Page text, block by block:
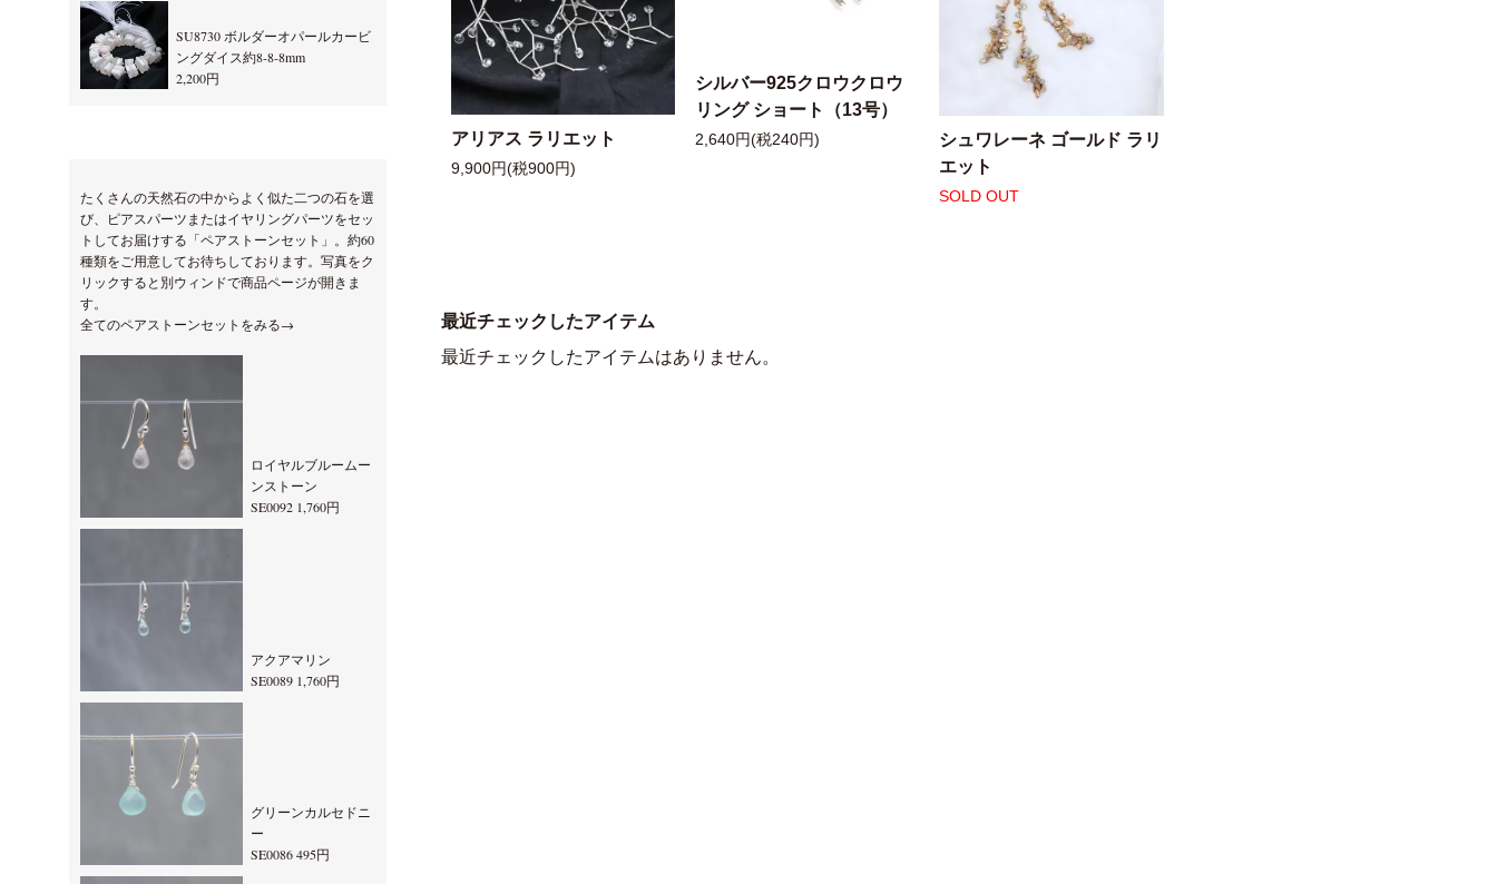
アリアス ラリエット
9,900円(税900円)
シルバー925クロウクロウ
リング ショート（13号）
2,640円(税240円)
シュワレーネ ゴールド ラリ
エット
SOLD OUT
最近チェックしたアイテム
最近チェックしたアイテムはありません。
SU8730 ボルダーオパールカービ
ングダイス約8-8-8mm
2,200円
たくさんの天然石の中からよく似た二つの石を選
び、ピアスパーツまたはイヤリングパーツをセッ
トしてお届けする「ペアストーンセット」。約60
種類をご用意してお待ちしております。写真をク
リックすると別ウィンドで商品ページが開きま
す。
全てのペアストーンセットをみる→
ロイヤルブルームー
ンストーン
SE0092 1,760円
アクアマリン
SE0089 1,760円
グリーンカルセドニ
ー
SE0086 495円